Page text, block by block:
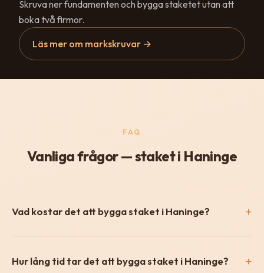
Skruva ner fundamenten och bygga staketet utan att
boka två firmor.
Läs mer om markskruvar →
FAQ
Vanliga frågor — staket i Haninge
Vad kostar det att bygga staket i Haninge?
Hur lång tid tar det att bygga staket i Haninge?